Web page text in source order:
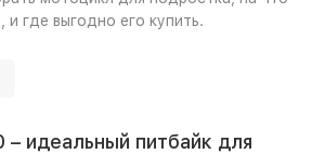
и где выгодно его купить.
– идеальный питбайк для